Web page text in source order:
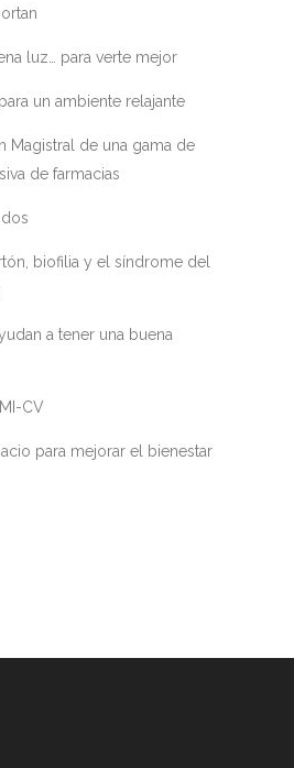
luz… para verte mejor
un ambiente relajante
Magistral de una gama de
de farmacias
biofilia y el síndrome del
a tener una buena
CV
para mejorar el bienestar